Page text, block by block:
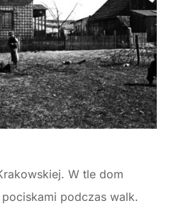
W tle dom
podczas walk.